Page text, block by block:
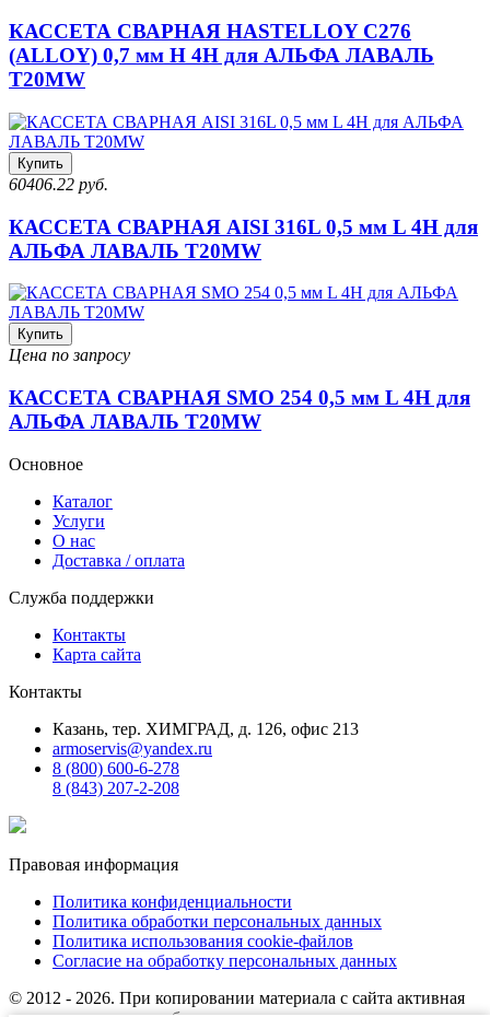
КАССЕТА СВАРНАЯ HASTELLOY C276
(ALLOY) 0,7 мм H 4H для АЛЬФА ЛАВАЛЬ
T20MW
Купить
60406.22 руб.
КАССЕТА СВАРНАЯ AISI 316L 0,5 мм L 4H для
АЛЬФА ЛАВАЛЬ T20MW
Купить
Цена по запросу
КАССЕТА СВАРНАЯ SMO 254 0,5 мм L 4H для
АЛЬФА ЛАВАЛЬ T20MW
Основное
Каталог
Услуги
О нас
Доставка / оплата
Служба поддержки
Контакты
Карта сайта
Контакты
Казань, тер. ХИМГРАД, д. 126, офис 213
armoservis@yandex.ru
8 (800) 600-6-278
8 (843) 207-2-208
Правовая информация
Политика конфиденциальности
Политика обработки персональных данных
Политика использования cookie-файлов
Согласие на обработку персональных данных
© 2012 - 2026. При копировании материала с сайта активная